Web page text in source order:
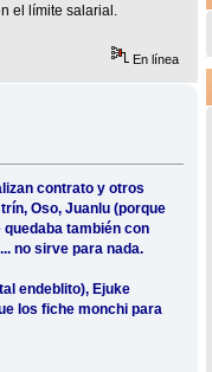
el límite salarial.
En línea
contrato y otros
Oso, Juanlu (porque
también con
no sirve para nada.
endeblito), Ejuke
los fiche monchi para